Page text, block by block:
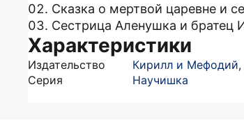
02. Сказка о мертвой царевне и
03. Сестрица Аленушка и братец
Характеристики
Издательство Кирилл и Мефодий,
Серия
Научишка